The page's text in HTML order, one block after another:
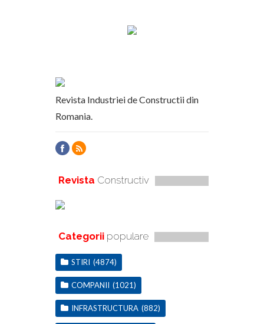
Revista Industriei de Constructii din
Romania.
Revista Constructiv
Categorii populare
STIRI (4874)
COMPANII (1021)
INFRASTRUCTURA (882)